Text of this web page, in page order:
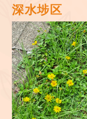
深水埗区